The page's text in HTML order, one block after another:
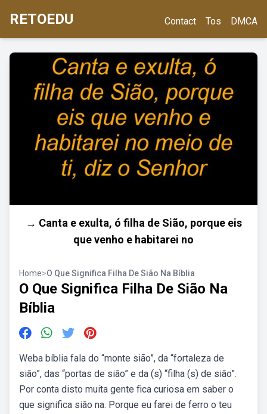
RETOEDU Contact Tos DMCA
→ Canta e exulta, ó filha de Sião, porque eis
que venho e habitarei no
Home>O Que Significa Filha De Sião Na Bíblia
O Que Significa Filha De Sião Na
Bíblia
Weba bíblia fala do “monte sião”, da “fortaleza de
sião”, das “portas de sião” e da (s) “filha (s) de sião”.
Por conta disto muita gente fica curiosa em saber o
que significa sião na. Porque eu farei de ferro o teu